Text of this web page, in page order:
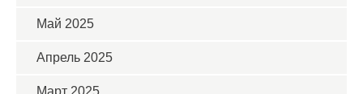
Май 2025
Апрель 2025